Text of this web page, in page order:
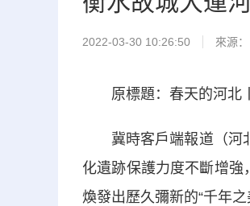
2022-03-30 10:26:50 來源：
原標題：春天的河北丨
冀時客戶端報道（河北
化遺跡保護力度不斷增
煥發出歷久彌新的“千年之